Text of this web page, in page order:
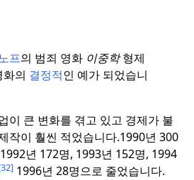
프의 범죄 영화 이중학형제
화의 결정적인 예가 되었습니
이 큰 변화를 겪고 있고 경제가 불
작이 훨씬 적었습니다.1990년 300
년 172명, 1993년 152명, 1994
1996년 28명으로 줄었습니다.